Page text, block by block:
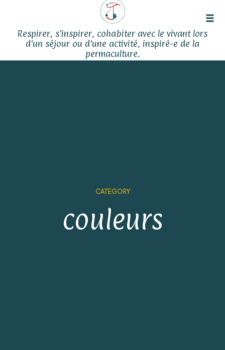
Respirer, s'inspirer, cohabiter avec le vivant lors
d'un séjour ou d'une activité, inspiré-e de la
permaculture.
CATEGORY
couleurs